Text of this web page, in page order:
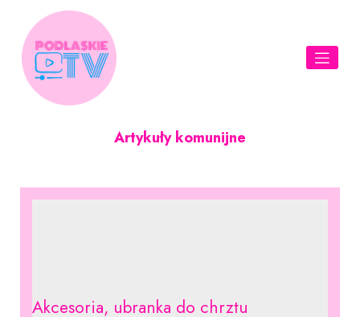
content
Artykuły komunijne
Akcesoria, ubranka do chrztu